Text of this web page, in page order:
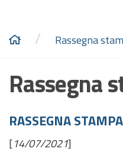
/ Rassegna
Rassegna
RASSEGNA
[14/07/2021]